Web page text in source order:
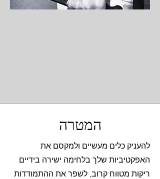
המטרה
להעניק כלים מעשיים ולמקסם את
האפקטיביות שלך בלחימה ישירה בידיים
ריקות מטווח קרוב, לשפר את ההתמודדות